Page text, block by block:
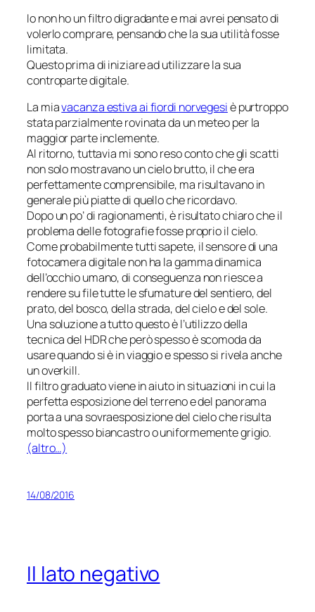
Io non ho un filtro digradante e mai avrei pensato di
volerlo comprare, pensando che la sua utilità fosse
limitata.
Questo prima di iniziare ad utilizzare la sua
controparte digitale.
La miavacanza estiva ai fiordi norvegesiè purtroppo
stata parzialmente rovinata da un meteo per la
maggior parte inclemente.
Al ritorno, tuttavia mi sono reso conto che gli scatti
non solo mostravano un cielobrutto, il che era
perfettamente comprensibile, ma risultavano in
generale piùpiattedi quello che ricordavo.
Dopo un po’ di ragionamenti, è risultato chiaro che il
problema delle fotografie fosse proprio il cielo.
Come probabilmente tutti sapete, il sensore di una
fotocamera digitale non ha la gamma dinamica
dell’occhio umano, di conseguenza non riesce a
rendere sufiletutte le sfumature del sentiero, del
prato, del bosco, della strada, del cielo e del sole.
Una soluzione a tutto questo è l’utilizzo della
tecnica del HDR che però spesso è scomoda da
usare quando si è in viaggio e spesso si rivela anche
unoverkill.
Il filtro graduato viene in aiuto in situazioni in cui la
perfetta esposizione del terreno e del panorama
porta a una sovraesposizione del cielo che risulta
molto spesso biancastro o uniformemente grigio.
(altro…)
14/08/2016
Il lato negativo